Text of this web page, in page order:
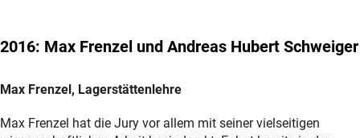
2016: Max Frenzel und Andreas Hubert Schweiger
Max Frenzel, Lagerstättenlehre
Max Frenzel hat die Jury vor allem mit seiner vielseitigen